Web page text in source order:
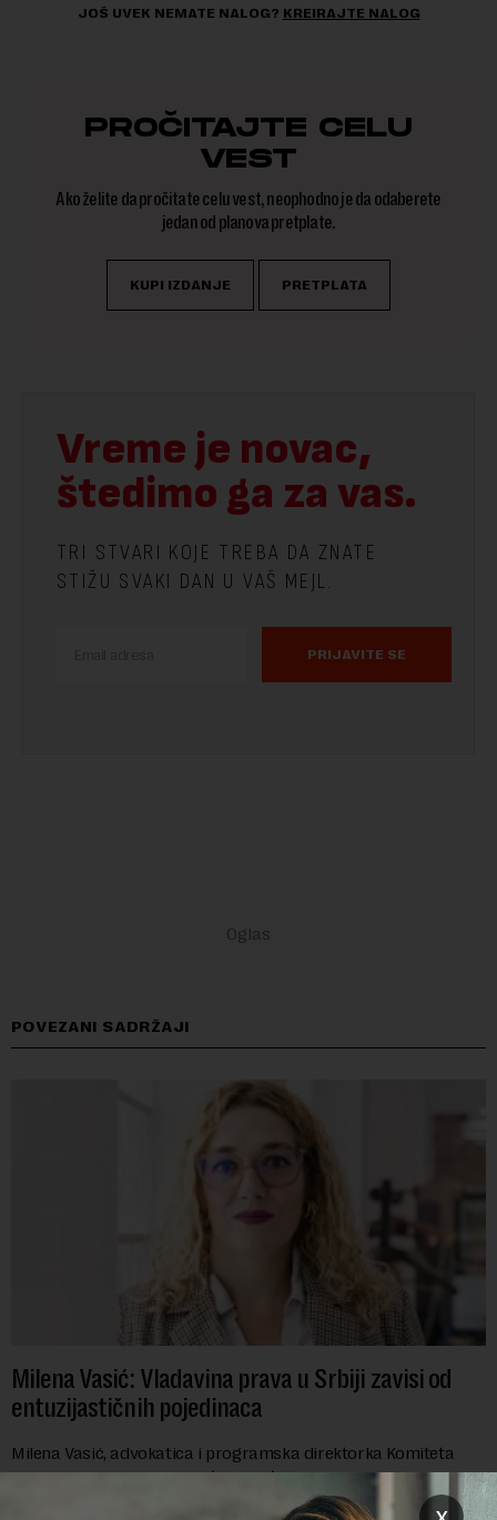
JOŠ UVEK NEMATE NALOG? KREIRAJTE NALOG
PROČITAJTE CELU
VEST
Ako želite da pročitate celu vest, neophodno je da odaberete
jedan od planova pretplate.
KUPI IZDANJE PRETPLATA
Vreme je novac,
štedimo ga za vas.
TRI STVARI KOJE TREBA DA ZNATE
STIŽU SVAKI DAN U VAŠ MEJL.
PRIJAVITE SE
POVEZANI SADRŽAJI
Milena Vasić: Vladavina prava u Srbiji zavisi od
entuzijastičnih pojedinaca
Milena Vasić, advokatica i programska direktorka Komiteta
pravnika za ljudska prava (YUCOM), već duže od decenije nalazi
se na prvoj liniji odbrane građanskih sloboda,